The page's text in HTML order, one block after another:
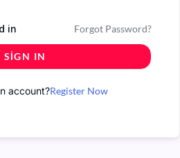
in Forgot Password?
SIGN IN
account?Register Now